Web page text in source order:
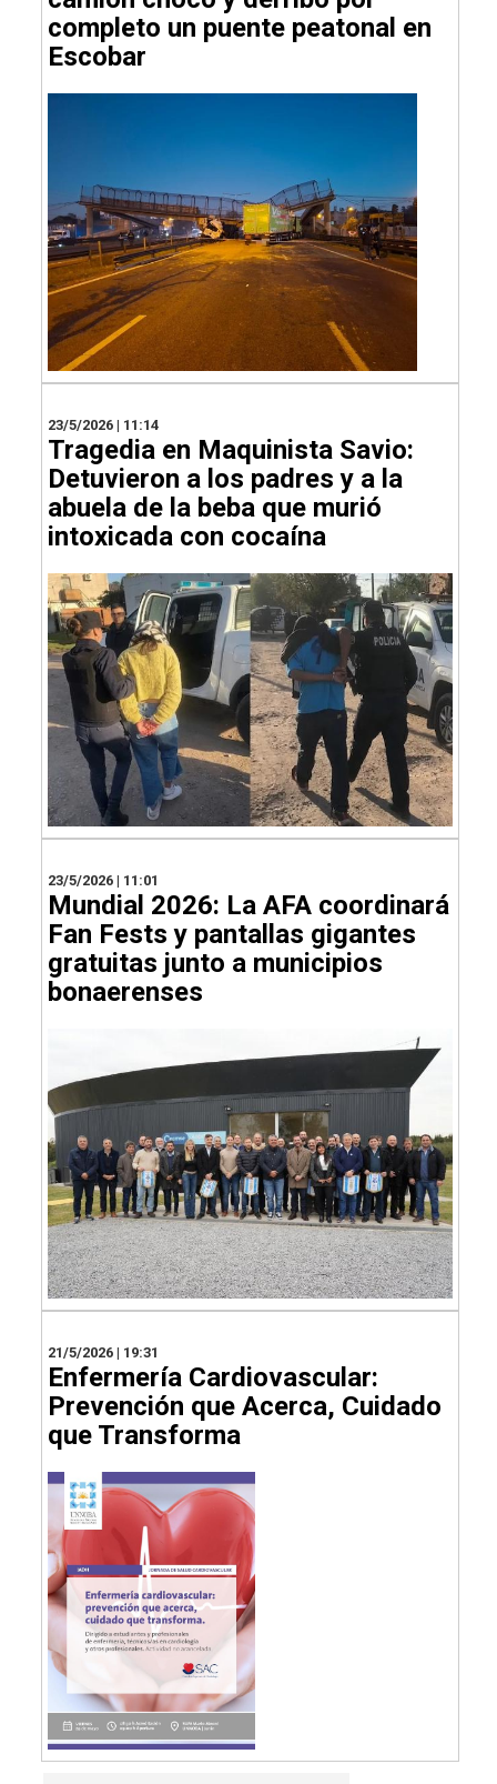
completo un puente peatonal en
Escobar
23/5/2026 | 11:14
Tragedia en Maquinista Savio:
Detuvieron a los padres y a la
abuela de la beba que murió
intoxicada con cocaína
23/5/2026 | 11:01
Mundial 2026: La AFA coordinará
Fan Fests y pantallas gigantes
gratuitas junto a municipios
bonaerenses
21/5/2026 | 19:31
Enfermería Cardiovascular:
Prevención que Acerca, Cuidado
que Transforma